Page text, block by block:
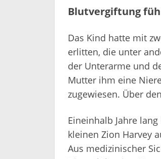
Blutvergiftung
Das Kind hatte mit
erlitten, die unter
der Unterarme und
Mutter ihm eine
zugewiesen. Über
Eineinhalb Jahre
kleinen Zion Harvey
Aus medizinischer